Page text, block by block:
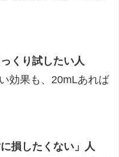
くり試したい人
効果も、20mLあれば
損したくない」人